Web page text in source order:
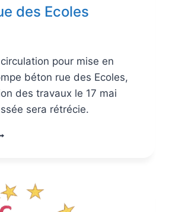
des Ecoles
pour mise en
béton rue des Ecoles,
des travaux le 17 mai
sera rétrécie.